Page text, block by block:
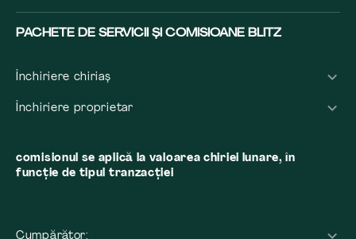
PACHETE DE SERVICII ȘI COMISIOANE BLITZ
Închiriere chiriaș
Închiriere proprietar
comisionul se aplică la valoarea chiriei lunare, în
funcție de tipul tranzacției
Cumpărător: